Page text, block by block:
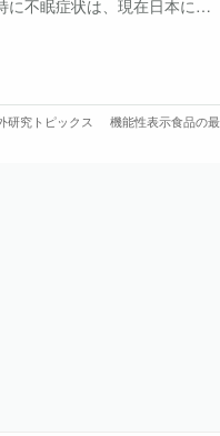
研究トピックス 機能性表示食品の
不眠症状は、現在日本にお
疾患を発症する要因の１つ